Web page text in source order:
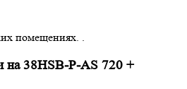
помещениях. .
на 38HSB-P-AS 720 +